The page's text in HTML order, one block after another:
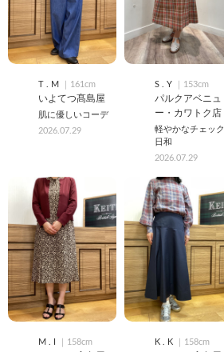
T . M ｜161cm
いよてつ髙島屋
肌に優しいコーデ
2026.07.29
S . Y ｜153cm
パルクアベニュ
ー・カワトク店
軽やかなチェック
日和
2026.07.29
M . I ｜158cm K . K ｜158cm